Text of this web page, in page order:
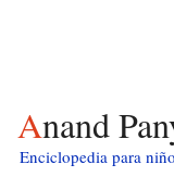
Anand
Enciclopedia para